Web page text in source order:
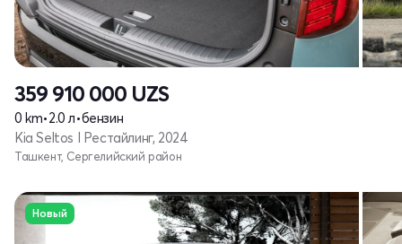
359 910 000 UZS
0 km•2.0 л•бензин
Kia Seltos I Рестайлинг, 2024
Ташкент, Сергелийский район
Новый